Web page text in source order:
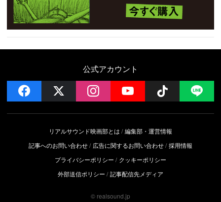
公式アカウント
facebook instagramYouTube Follow
リアルサウンド映画部とは
編集部・運営情報
記事へのお問い合わせ
広告に関するお問い合わせ 採用情報
プライバシーポリシー
クッキーポリシー
外部送信ポリシー
記事配信先メディア
© realsound.jp